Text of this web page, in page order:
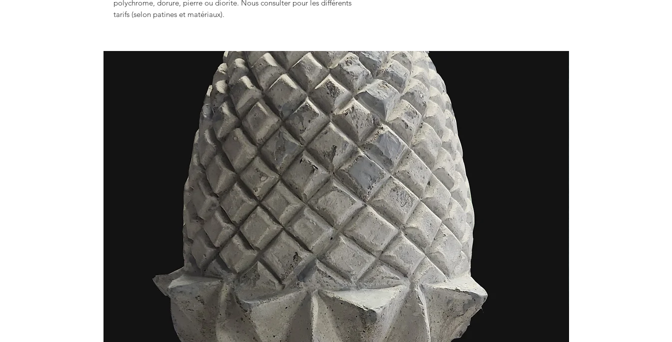
polychrome, dorure, pierre ou diorite. Nous consulter pour les différents
tarifs (selon patines et matériaux).